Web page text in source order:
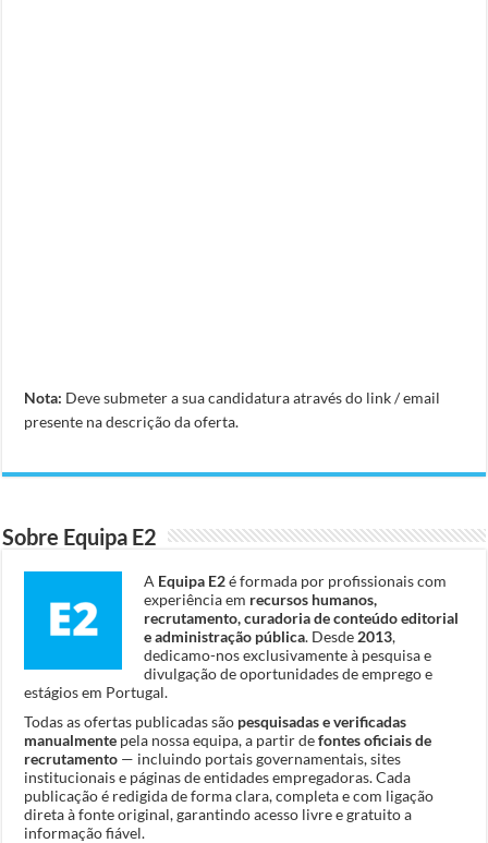
Nota: Deve submeter a sua candidatura através do link / email
presente na descrição da oferta.
Sobre Equipa E2
A Equipa E2é formada por profissionais com
experiência em recursos humanos,
recrutamento, curadoria de conteúdo editorial
e administração pública. Desde 2013,
dedicamo-nos exclusivamente à pesquisa e
divulgação de oportunidades de emprego e
estágios em Portugal.
Todas as ofertas publicadas são pesquisadas e verificadas
manualmente pela nossa equipa, a partir defontes oficiais de
recrutamento — incluindo portais governamentais, sites
institucionais e páginas de entidades empregadoras. Cada
publicação é redigida de forma clara, completa e com ligação
direta à fonte original, garantindo acesso livre e gratuito a
informação fiável.